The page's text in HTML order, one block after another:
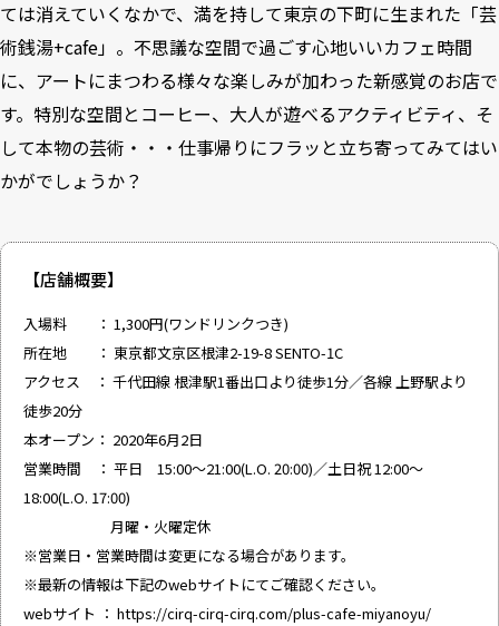
ては消えていくなかで、満を持して東京の下町に生まれた「芸
術銭湯+cafe」。不思議な空間で過ごす心地いいカフェ時間
に、アートにまつわる様々な楽しみが加わった新感覚のお店で
す。特別な空間とコーヒー、大人が遊べるアクティビティ、そ
して本物の芸術・・・仕事帰りにフラッと立ち寄ってみてはい
かがでしょうか？
【店舗概要】
入場料 ： 1,300円(ワンドリンクつき)
所在地 ： 東京都文京区根津2-19-8 SENTO-1C
アクセス ： 千代田線 根津駅1番出口より徒歩1分／各線 上野駅より
徒歩20分
本オープン： 2020年6月2日
営業時間 ： 平日 15:00～21:00(L.O. 20:00)／土日祝 12:00～
18:00(L.O. 17:00)
月曜・火曜定休
※営業日・営業時間は変更になる場合があります。
※最新の情報は下記のwebサイトにてご確認ください。
webサイト ： https://cirq-cirq-cirq.com/plus-cafe-miyanoyu/